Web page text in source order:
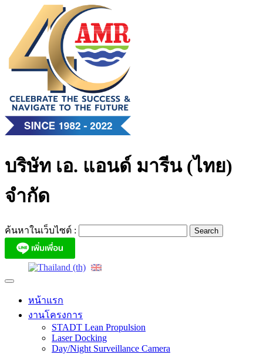
content
บริษัท เอ. แอนด์ มารีน (ไทย)
จำกัด
ค้นหาในเว็บไซต์ :
หน้าแรก
งานโครงการ
STADT Lean Propulsion
Laser Docking
Day/Night Surveillance Camera